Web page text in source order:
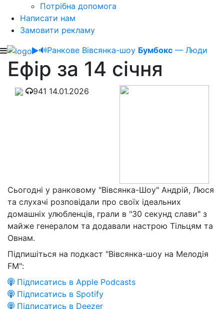
Потрібна допомога
Написати нам
Замовити рекламу
🔊Ранкове Вівсянка-шоу Бумбокс — Люди
Ефір за 14 січня
941 14.01.2026
Сьогодні у ранковому "Вівсянка-Шоу" Андрій, Люся
та слухачі розповідали про своїх ідеальних
домашніх улюбленців, грали в "30 секунд слави" з
майже генералом та додавали настрою Тільцям та
Овнам.
Підпишіться на подкаст "Вівсянка-шоу на Мелодія
FM":
Підписатись в Apple Podcasts
Підписатись в Spotify
Підписатись в Deezer